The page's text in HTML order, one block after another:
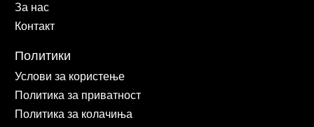
За нас
Контакт
Политики
Услови за користење
Политика за приватност
Политика за колачиња